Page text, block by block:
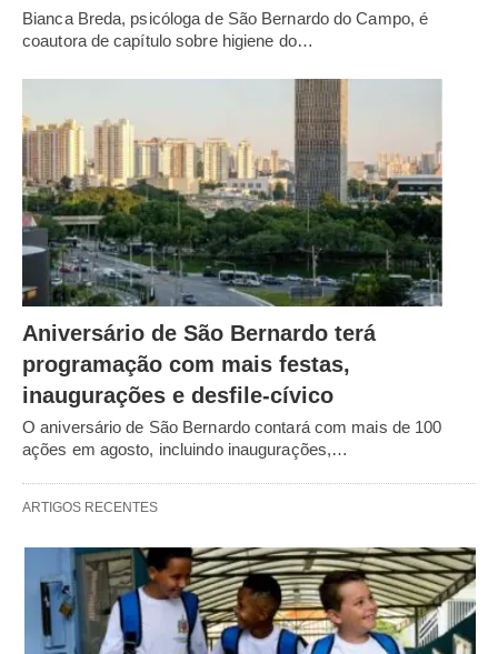
Bianca Breda, psicóloga de São Bernardo do Campo, é
coautora de capítulo sobre higiene do…
Aniversário de São Bernardo terá
programação com mais festas,
inaugurações e desfile-cívico
O aniversário de São Bernardo contará com mais de 100
ações em agosto, incluindo inaugurações,…
ARTIGOS RECENTES